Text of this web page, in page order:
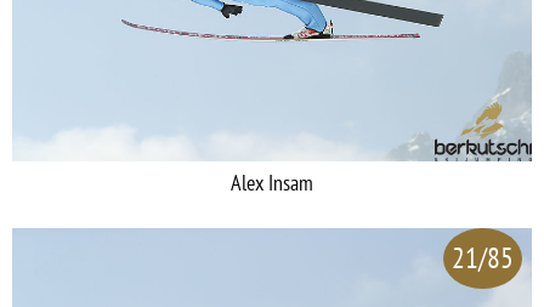
Alex Insam
21/85